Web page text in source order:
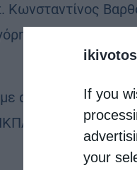
If you
your
αποκλειστική
Βούλας –